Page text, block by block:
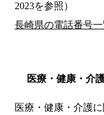
2023を参照）
長崎県の電話番号
医療・健康・介
医療・健康・介護